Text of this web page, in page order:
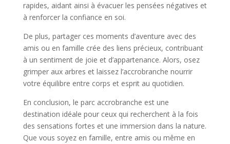
rapides, aidant ainsi à évacuer les pensées négatives et
à renforcer la confiance en soi.
De plus, partager ces moments d’aventure avec des
amis ou en famille crée des liens précieux, contribuant
à un sentiment de joie et d’appartenance. Alors, osez
grimper aux arbres et laissez l’accrobranche nourrir
votre équilibre entre corps et esprit au quotidien.
En conclusion, le parc accrobranche est une
destination idéale pour ceux qui recherchent à la fois
des sensations fortes et une immersion dans la nature.
Que vous soyez en famille, entre amis ou même en